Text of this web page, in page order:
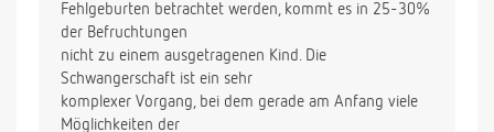
Fehlgeburten betrachtet werden, kommt es in 25-30%
der Befruchtungen
nicht zu einem ausgetragenen Kind. Die
Schwangerschaft ist ein sehr
komplexer Vorgang, bei dem gerade am Anfang viele
Möglichkeiten der